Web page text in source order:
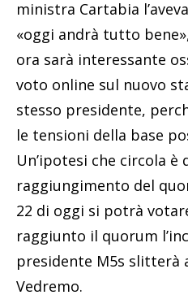
ministra Cartabia
«oggi andrà tutto
ora sarà interessante
voto online sul nuovo
stesso presidente,
le tensioni della base
Un’ipotesi che circola è
raggiungimento del
22 di oggi si potrà
raggiunto il quorum
presidente M5s slitterà
Vedremo.